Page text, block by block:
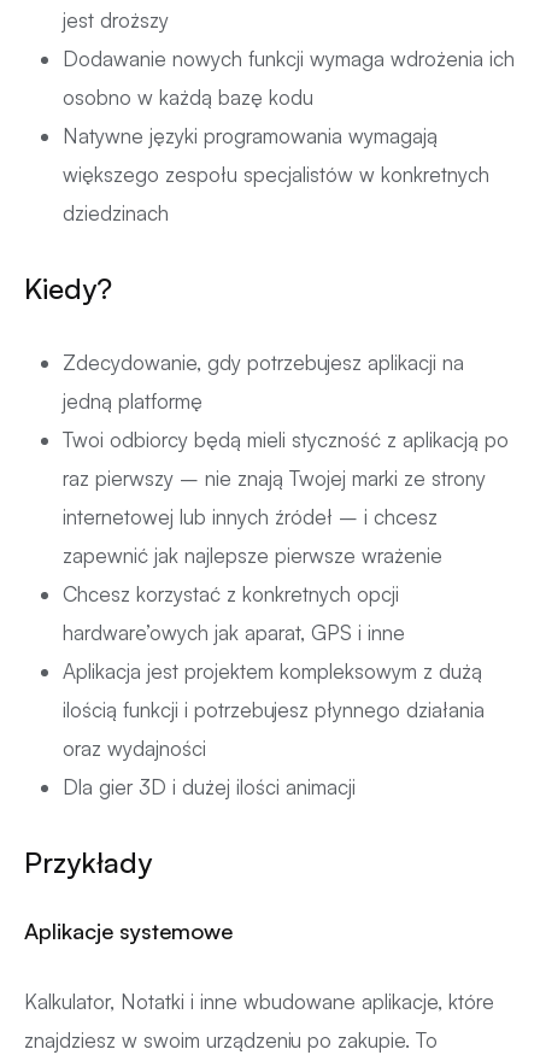
jest droższy
Dodawanie nowych funkcji wymaga wdrożenia ich
osobno w każdą bazę kodu
Natywne języki programowania wymagają
większego zespołu specjalistów w konkretnych
dziedzinach
Kiedy?
Zdecydowanie, gdy potrzebujesz aplikacji na
jedną platformę
Twoi odbiorcy będą mieli styczność z aplikacją po
raz pierwszy – nie znają Twojej marki ze strony
internetowej lub innych źródeł – i chcesz
zapewnić jak najlepsze pierwsze wrażenie
Chcesz korzystać z konkretnych opcji
hardware’owych jak aparat, GPS i inne
Aplikacja jest projektem kompleksowym z dużą
ilością funkcji i potrzebujesz płynnego działania
oraz wydajności
Dla gier 3D i dużej ilości animacji
Przykłady
Aplikacje systemowe
Kalkulator, Notatki i inne wbudowane aplikacje, które
znajdziesz w swoim urządzeniu po zakupie. To